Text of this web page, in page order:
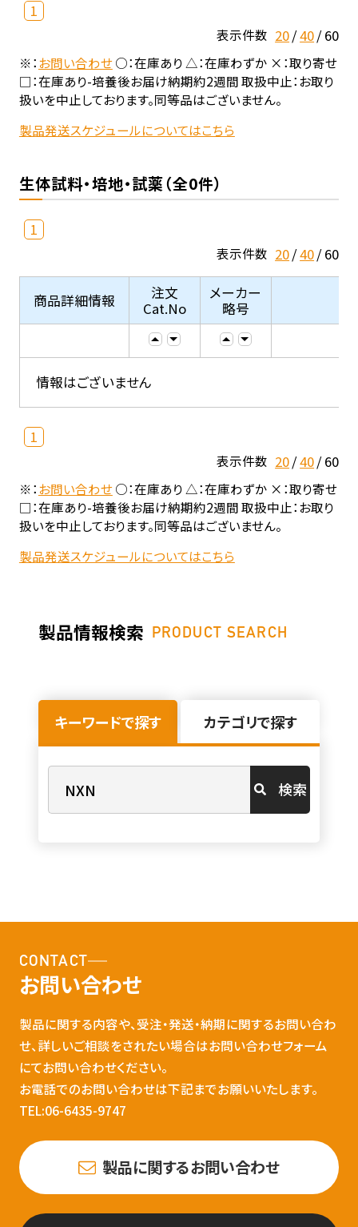
1
表示件数 20 40 60
※：お問い合わせ○：在庫あり △：在庫わずか ×：取り寄せ
□：在庫あり-培養後お届け納期約2週間 取扱中止：お取り
扱いを中止しております。同等品はございません。
製品発送スケジュールについてはこちら
生体試料・培地・試薬（全0件）
1
表示件数 20 40 60
商品詳細情報
注文
Cat.No
メーカー
略号
情報はございません
1
表示件数 20 40 60
※：お問い合わせ○：在庫あり △：在庫わずか ×：取り寄せ
□：在庫あり-培養後お届け納期約2週間 取扱中止：お取り
扱いを中止しております。同等品はございません。
製品発送スケジュールについてはこちら
製品情報検索 PRODUCT SEARCH
キーワードで探す カテゴリで探す
検索
CONTACT
お問い合わせ
製品に関する内容や、受注・発送・納期に関するお問い合わ
せ、詳しいご相談をされたい場合はお問い合わせフォーム
にてお問い合わせください。
お電話でのお問い合わせは下記までお願いいたします。
TEL:06-6435-9747
製品に関するお問い合わせ